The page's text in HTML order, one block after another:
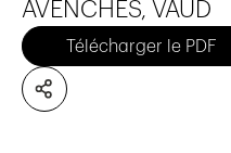
AVENCHES, VAUD
Télécharger le PDF